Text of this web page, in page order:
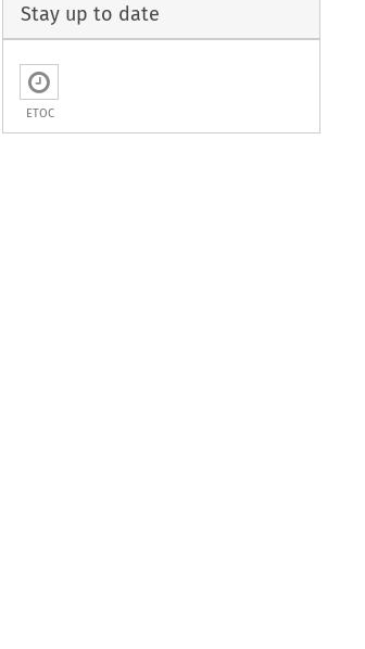
Stay up to date
ETOC